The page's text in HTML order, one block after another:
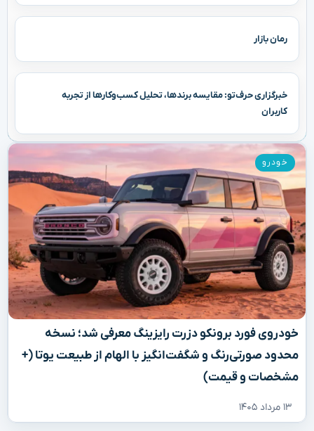
رمان بازار
خبرگزاری حرف‌تو: مقایسه برندها، تحلیل کسب‌وکارها از تجربه
کاربران
خودروی فورد برونکو دزرت رایزینگ معرفی شد؛ نسخه
محدود صورتی‌رنگ و شگفت‌انگیز با الهام از طبیعت یوتا (+
مشخصات و قیمت)
۱۳ مرداد ۱۴۰۵
خودرو